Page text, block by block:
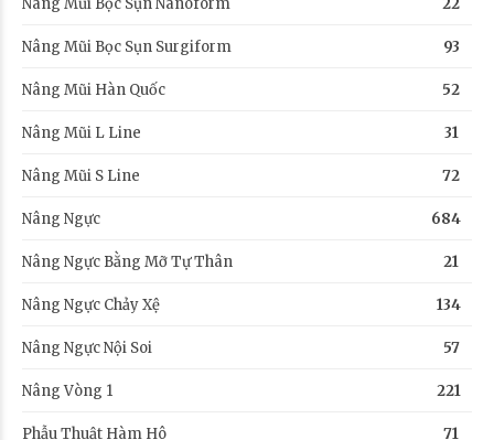
Nâng Mũi Bọc Sụn Nanoform 22
Nâng Mũi Bọc Sụn Surgiform 93
Nâng Mũi Hàn Quốc 52
Nâng Mũi L Line 31
Nâng Mũi S Line 72
Nâng Ngực 684
Nâng Ngực Bằng Mỡ Tự Thân 21
Nâng Ngực Chảy Xệ 134
Nâng Ngực Nội Soi 57
Nâng Vòng 1 221
Phẫu Thuật Hàm Hô 71